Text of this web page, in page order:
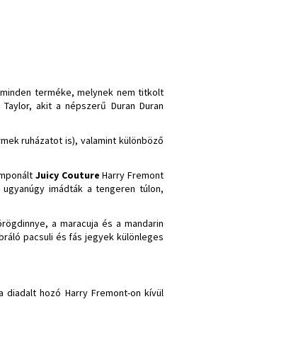
terméke, melynek nem titkolt
akit a népszerű Duran Duran
ruházatot is), valamint különböző
Juicy Couture Harry Fremont
imádták a tengeren túlon,
a maracuja és a mandarin
pacsuli és fás jegyek különleges
hozó Harry Fremont-on kívül